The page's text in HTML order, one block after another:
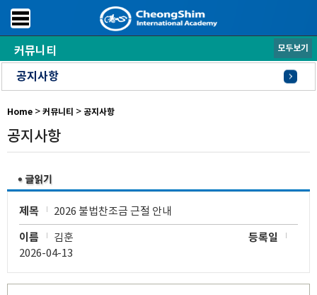
커뮤니티
공지사항
학사일정
S.O.C.
P.O.C.
채용
모두보기
Home > 커뮤니티 > 공지사항
공지사항
제목
2026 불법찬조금 근절 안내
이름
김훈
등록일
2026-04-13